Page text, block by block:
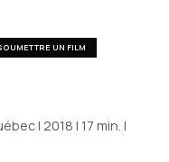
UN FILM
| 2018 | 17 min. |